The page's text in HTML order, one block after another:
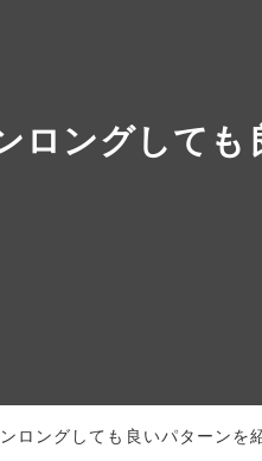
ロングしても
ロングしても良いパターンを